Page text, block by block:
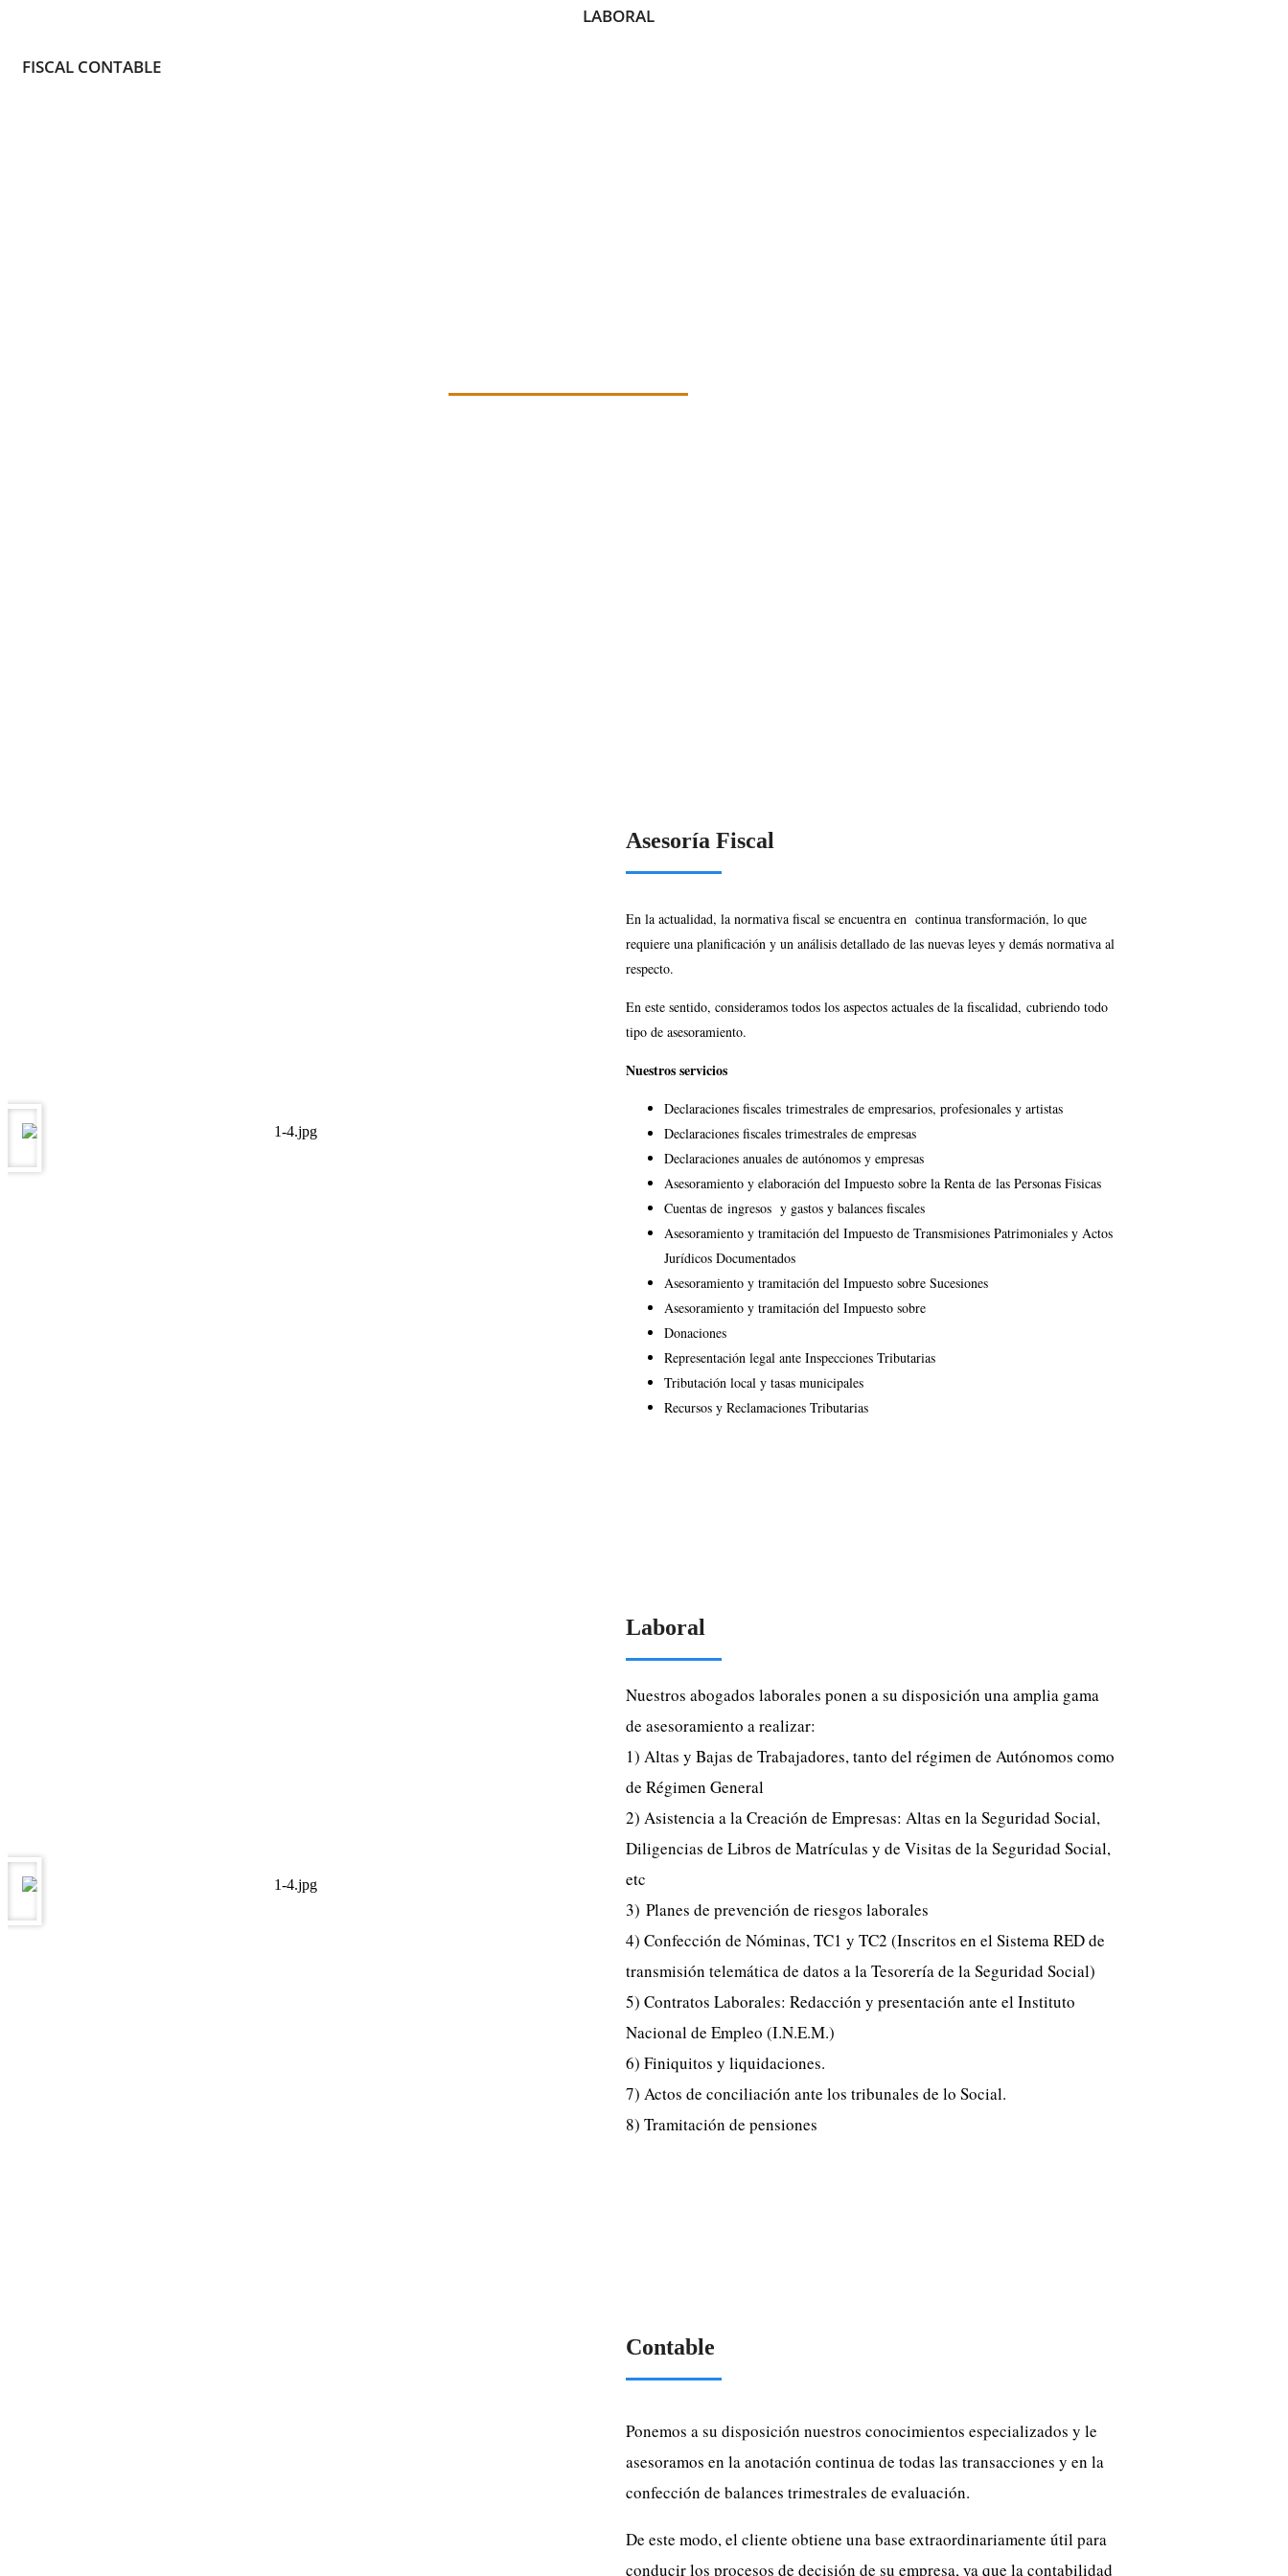
FISCAL CONTABLE
LABORAL
Asesoría Fiscal
En la actualidad, la normativa fiscal se encuentra en continua transformación, lo que
requiere una planificación y un análisis detallado de las nuevas leyes y demás normativa al
respecto.
En este sentido, consideramos todos los aspectos actuales de la fiscalidad, cubriendo todo
tipo de asesoramiento.
Nuestros servicios
Declaraciones fiscales trimestrales de empresarios, profesionales y artistas
Declaraciones fiscales trimestrales de empresas
Declaraciones anuales de autónomos y empresas
Asesoramiento y elaboración del Impuesto sobre la Renta de las Personas Fisicas
Cuentas de ingresos y gastos y balances fiscales
Asesoramiento y tramitación del Impuesto de Transmisiones Patrimoniales y Actos
Jurídicos Documentados
Asesoramiento y tramitación del Impuesto sobre Sucesiones
Asesoramiento y tramitación del Impuesto sobre
Donaciones
Representación legal ante Inspecciones Tributarias
Tributación local y tasas municipales
Recursos y Reclamaciones Tributarias
Laboral
Nuestros abogados laborales ponen a su disposición una amplia gama
de asesoramiento a realizar:
1) Altas y Bajas de Trabajadores, tanto del régimen de Autónomos como
de Régimen General
2) Asistencia a la Creación de Empresas: Altas en la Seguridad Social,
Diligencias de Libros de Matrículas y de Visitas de la Seguridad Social,
etc
3) Planes de prevención de riesgos laborales
4) Confección de Nóminas, TC1 y TC2 (Inscritos en el Sistema RED de
transmisión telemática de datos a la Tesorería de la Seguridad Social)
5) Contratos Laborales: Redacción y presentación ante el Instituto
Nacional de Empleo (I.N.E.M.)
6) Finiquitos y liquidaciones.
7) Actos de conciliación ante los tribunales de lo Social.
8) Tramitación de pensiones
Contable
Ponemos a su disposición nuestros conocimientos especializados y le
asesoramos en la anotación continua de todas las transacciones y en la
confección de balances trimestrales de evaluación.
De este modo, el cliente obtiene una base extraordinariamente útil para
conducir los procesos de decisión de su empresa, ya que la contabilidad